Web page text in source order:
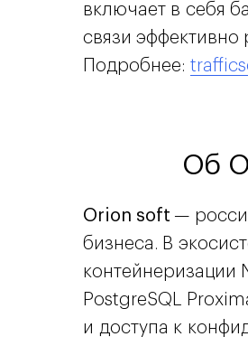
включает в себя
связи эффективно
Подробнее:
Об
Orion soft —
бизнеса. В
контейнеризации
PostgreSQL
и доступа к